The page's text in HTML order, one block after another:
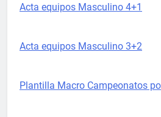
Acta equipos Masculino 4+1
Acta equipos Masculino 3+2
Plantilla Macro Campeonatos